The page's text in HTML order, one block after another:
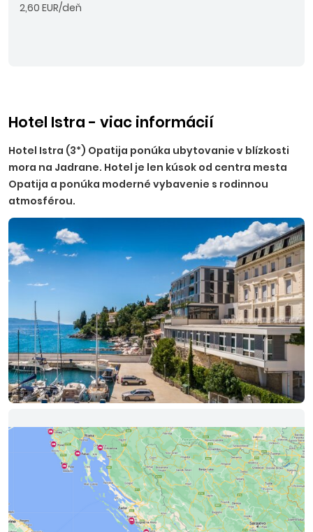
2,60 EUR/deň
Hotel Istra - viac informácií
Hotel Istra (3*) Opatija ponúka ubytovanie v blízkosti
mora na Jadrane. Hotel je len kúsok od centra mesta
Opatija a ponúka moderné vybavenie s rodinnou
atmosférou.